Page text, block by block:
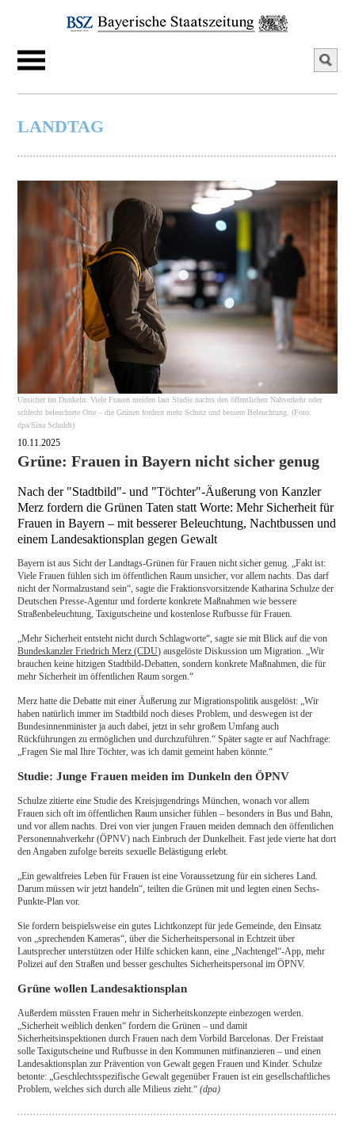
LANDTAG
Unsicher im Dunkeln: Viele Frauen meiden laut Studie nachts den öffentlichen Nahverkehr oder
schlecht beleuchtete Orte – die Grünen fordern mehr Schutz und bessere Beleuchtung. (Foto:
dpa/Sina Schuldt)
10.11.2025
Grüne: Frauen in Bayern nicht sicher genug
Nach der "Stadtbild"- und "Töchter"-Äußerung von Kanzler
Merz fordern die Grünen Taten statt Worte: Mehr Sicherheit für
Frauen in Bayern – mit besserer Beleuchtung, Nachtbussen und
einem Landesaktionsplan gegen Gewalt
Bayern ist aus Sicht der Landtags-Grünen für Frauen nicht sicher genug. „Fakt ist:
Viele Frauen fühlen sich im öffentlichen Raum unsicher, vor allem nachts. Das darf
nicht der Normalzustand sein“, sagte die Fraktionsvorsitzende Katharina Schulze der
Deutschen Presse-Agentur und forderte konkrete Maßnahmen wie bessere
Straßenbeleuchtung, Taxigutscheine und kostenlose Rufbusse für Frauen.
„Mehr Sicherheit entsteht nicht durch Schlagworte“, sagte sie mit Blick auf die von
Bundeskanzler Friedrich Merz (CDU) ausgelöste Diskussion um Migration. „Wir
brauchen keine hitzigen Stadtbild-Debatten, sondern konkrete Maßnahmen, die für
mehr Sicherheit im öffentlichen Raum sorgen.“
Merz hatte die Debatte mit einer Äußerung zur Migrationspolitik ausgelöst: „Wir
haben natürlich immer im Stadtbild noch dieses Problem, und deswegen ist der
Bundesinnenminister ja auch dabei, jetzt in sehr großem Umfang auch
Rückführungen zu ermöglichen und durchzuführen.“ Später sagte er auf Nachfrage:
„Fragen Sie mal Ihre Töchter, was ich damit gemeint haben könnte.“
Studie: Junge Frauen meiden im Dunkeln den ÖPNV
Schulze zitierte eine Studie des Kreisjugendrings München, wonach vor allem
Frauen sich oft im öffentlichen Raum unsicher fühlen – besonders in Bus und Bahn,
und vor allem nachts. Drei von vier jungen Frauen meiden demnach den öffentlichen
Personennahverkehr (ÖPNV) nach Einbruch der Dunkelheit. Fast jede vierte hat dort
den Angaben zufolge bereits sexuelle Belästigung erlebt.
„Ein gewaltfreies Leben für Frauen ist eine Voraussetzung für ein sicheres Land.
Darum müssen wir jetzt handeln“, teilten die Grünen mit und legten einen Sechs-
Punkte-Plan vor.
Sie fordern beispielsweise ein gutes Lichtkonzept für jede Gemeinde, den Einsatz
von „sprechenden Kameras“, über die Sicherheitspersonal in Echtzeit über
Lautsprecher unterstützen oder Hilfe schicken kann, eine „Nachtengel“-App, mehr
Polizei auf den Straßen und besser geschultes Sicherheitspersonal im ÖPNV.
Grüne wollen Landesaktionsplan
Außerdem müssten Frauen mehr in Sicherheitskonzepte einbezogen werden.
„Sicherheit weiblich denken“ fordern die Grünen – und damit
Sicherheitsinspektionen durch Frauen nach dem Vorbild Barcelonas. Der Freistaat
solle Taxigutscheine und Rufbusse in den Kommunen mitfinanzieren – und einen
Landesaktionsplan zur Prävention von Gewalt gegen Frauen und Kinder. Schulze
betonte: „Geschlechtsspezifische Gewalt gegenüber Frauen ist ein gesellschaftliches
Problem, welches sich durch alle Milieus zieht.“(dpa)